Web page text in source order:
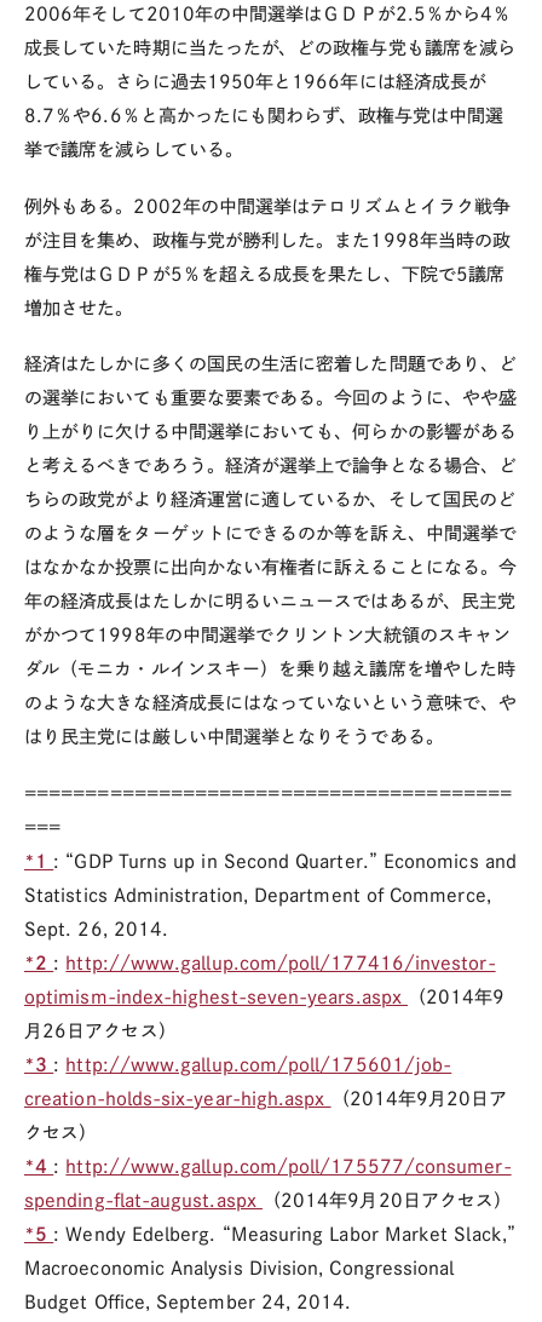
2006年そして2010年の中間選挙はＧＤＰが2.5％から4％
成長していた時期に当たったが、どの政権与党も議席を減ら
している。さらに過去1950年と1966年には経済成長が
8.7％や6.6％と高かったにも関わらず、政権与党は中間選
挙で議席を減らしている。
例外もある。2002年の中間選挙はテロリズムとイラク戦争
が注目を集め、政権与党が勝利した。また1998年当時の政
権与党はＧＤＰが5％を超える成長を果たし、下院で5議席
増加させた。
経済はたしかに多くの国民の生活に密着した問題であり、ど
の選挙においても重要な要素である。今回のように、やや盛
り上がりに欠ける中間選挙においても、何らかの影響がある
と考えるべきであろう。経済が選挙上で論争となる場合、ど
ちらの政党がより経済運営に適しているか、そして国民のど
のような層をターゲットにできるのか等を訴え、中間選挙で
はなかなか投票に出向かない有権者に訴えることになる。今
年の経済成長はたしかに明るいニュースではあるが、民主党
がかつて1998年の中間選挙でクリントン大統領のスキャン
ダル（モニカ・ルインスキー）を乗り越え議席を増やした時
のような大きな経済成長にはなっていないという意味で、や
はり民主党には厳しい中間選挙となりそうである。
========================================
===
*1 : “GDP Turns up in Second Quarter.” Economics and
Statistics Administration, Department of Commerce,
Sept. 26, 2014.
*2 : http://www.gallup.com/poll/177416/investor-
optimism-index-highest-seven-years.aspx
（2014年9
月26日アクセス）
*3 : http://www.gallup.com/poll/175601/job-
creation-holds-six-year-high.aspx
（2014年9月20日ア
クセス）
*4 : http://www.gallup.com/poll/175577/consumer-
spending-flat-august.aspx
（2014年9月20日アクセス）
*5 : Wendy Edelberg. “Measuring Labor Market Slack,”
Macroeconomic Analysis Division, Congressional
Budget Office, September 24, 2014.